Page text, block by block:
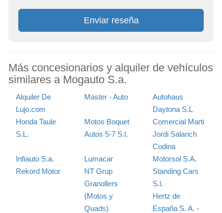
Enviar reseña
Más concesionarios y alquiler de vehículos
similares a Mogauto S.a.
Alquiler De
Lujo.com
Master - Auto
Autohaus
Daytona S.L
Honda Taule
S.L.
Motos Boquet
Comercial Marti
Autos 5-7 S.l.
Jordi Salarich
Codina
Infiauto S.a.
Lumacar
Motorsol S.A.
Rekord Motor
NT Grup
Granollers
(Motos y
Quads)
Standing Cars
S.l.
Hertz de
España S. A. -